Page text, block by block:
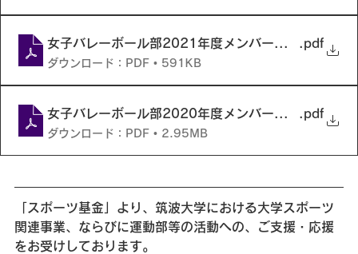
女子バレーボール部2021年度メンバーインタビュー
.pdf
ダウンロード：PDF • 591KB
女子バレーボール部2020年度メンバーイタンビュー
.pdf
ダウンロード：PDF • 2.95MB
「スポーツ基金」より、筑波大学における大学スポーツ
関連事業、ならびに運動部等の活動への、ご支援・応援
をお受けしております。